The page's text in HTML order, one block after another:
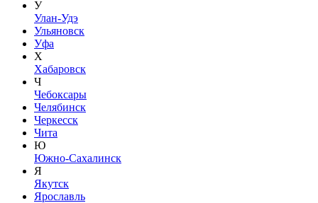
У
Улан-Удэ
Ульяновск
Уфа
Х
Хабаровск
Ч
Чебоксары
Челябинск
Черкесск
Чита
Ю
Южно-Сахалинск
Я
Якутск
Ярославль